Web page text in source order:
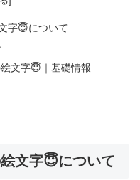
字😇について
文字😇｜基礎情報
文字😇について